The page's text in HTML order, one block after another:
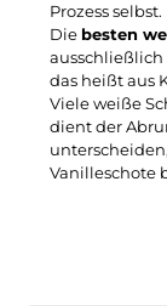
Prozess selbst.
Die besten
ausschließlich
das heißt aus
Viele weiße
dient der
Vanilleschote